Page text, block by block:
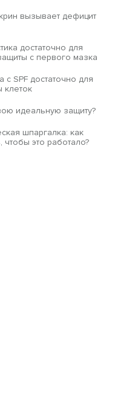
вызывает дефицит
достаточно для
с первого мазка
SPF достаточно для
клеток
идеальную защиту?
шпаргалка: как
чтобы это работало?